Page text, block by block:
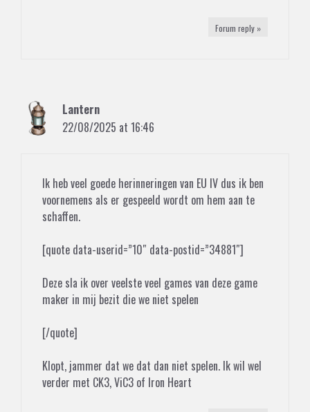
Forum reply »
Lantern
22/08/2025 at 16:46
Ik heb veel goede herinneringen van EU IV dus ik ben
voornemens als er gespeeld wordt om hem aan te
schaffen.
[quote data-userid=”10″ data-postid=”34881″]
Deze sla ik over veelste veel games van deze game
maker in mij bezit die we niet spelen
[/quote]
Klopt, jammer dat we dat dan niet spelen. Ik wil wel
verder met CK3, ViC3 of Iron Heart